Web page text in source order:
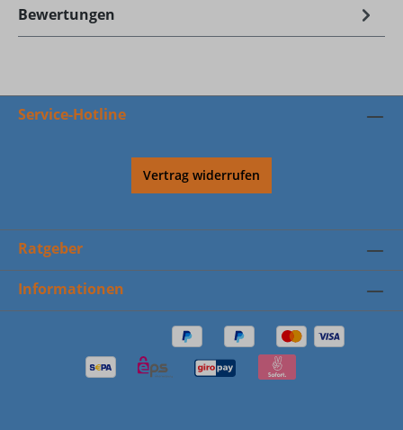
Bewertungen
Service-Hotline
Vertrag widerrufen
Ratgeber
Informationen